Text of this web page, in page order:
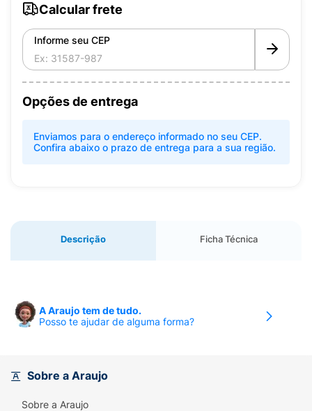
Calcular frete
Informe seu CEP
Opções de entrega
Enviamos para o endereço informado no seu CEP.
Confira abaixo o prazo de entrega para a sua região.
Descrição Ficha Técnica
A Araujo tem de tudo.
Posso te ajudar de alguma forma?
Sobre a Araujo
Sobre a Araujo